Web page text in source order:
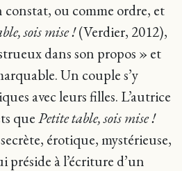
constat, ou comme ordre, et
sois mise !(Verdier, 2012),
dans son propos » et
Un couple s’y
avec leurs filles. L’autrice
quePetite table, sois mise !
érotique, mystérieuse,
à l’écriture d’un